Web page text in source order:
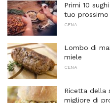
Primi 10
tuo prossimo
CENA
Lombo di
miele
CENA
Ricetta della
migliore di